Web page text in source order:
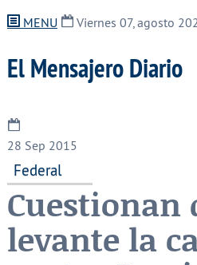
MENU Viernes 07, agosto
El Mensajero Diario
28 Sep 2015
Federal
Cuestionan
levante la